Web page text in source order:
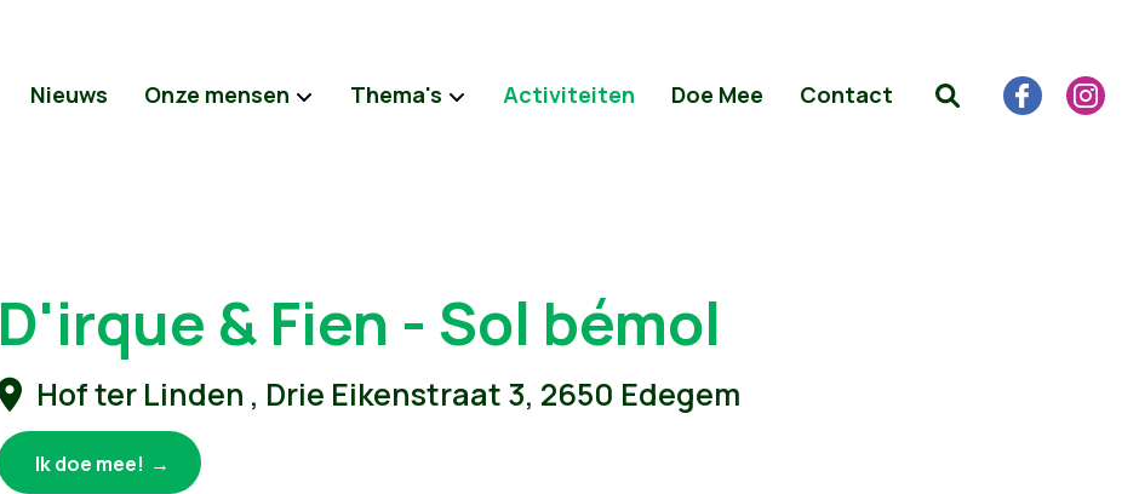
Nieuws Onze mensen Thema's Activiteiten Doe Mee Contact
D'irque & Fien - Sol bémol
Hof ter Linden , Drie Eikenstraat 3, 2650 Edegem
Ik doe mee!